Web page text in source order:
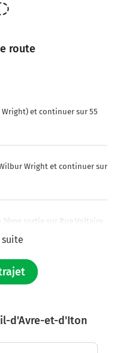
route
Wright) et continuer sur 55
Wright et continuer sur
sortie sur Rue Voltaire
d'Avre-et-d'Iton